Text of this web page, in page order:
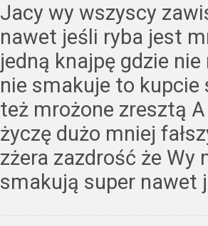
Jacy wy wszyscy
nawet jeśli ryba jest
jedną knajpę gdzie
nie smakuje to kupcie
też mrożone zresztą
życzę dużo mniej
zżera zazdrość że Wy
smakują super nawet